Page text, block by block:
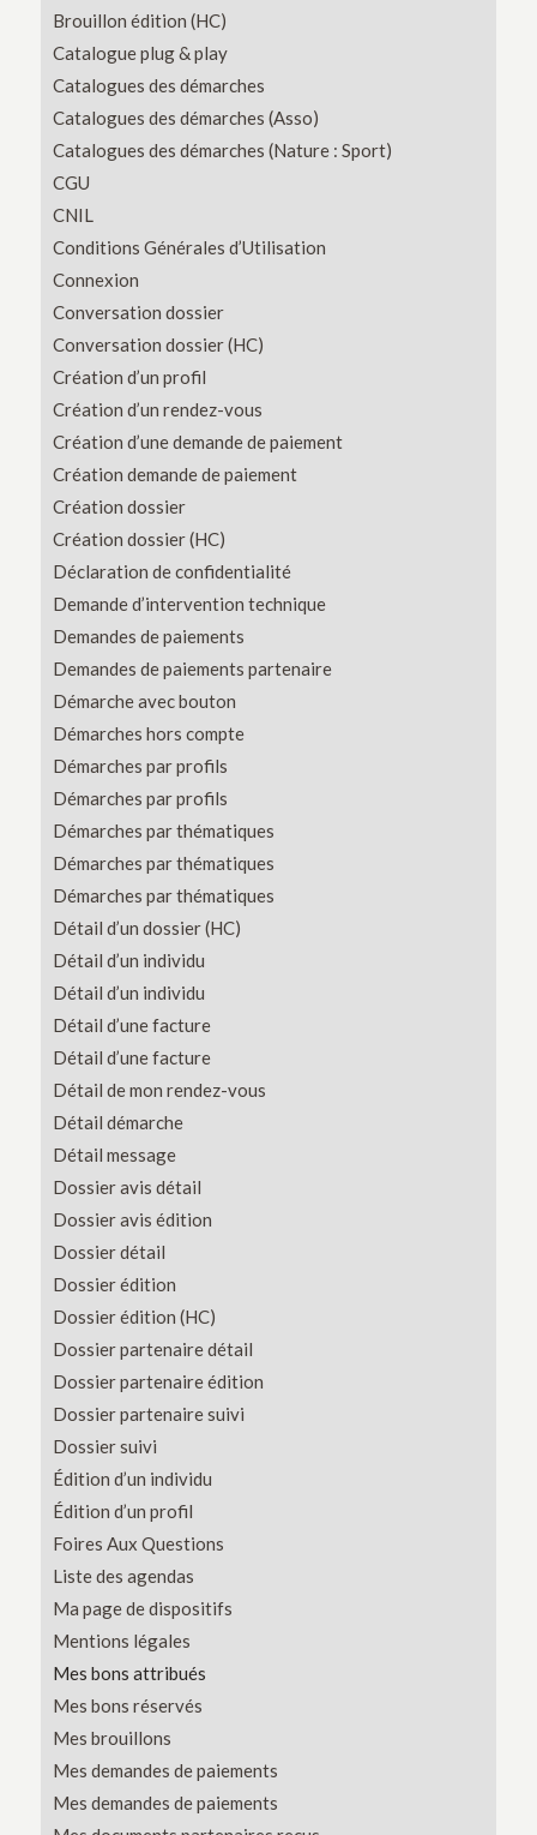
Brouillon édition (HC)
Catalogue plug & play
Catalogues des démarches
Catalogues des démarches (Asso)
Catalogues des démarches (Nature : Sport)
CGU
CNIL
Conditions Générales d’Utilisation
Connexion
Conversation dossier
Conversation dossier (HC)
Création d’un profil
Création d’un rendez-vous
Création d’une demande de paiement
Création demande de paiement
Création dossier
Création dossier (HC)
Déclaration de confidentialité
Demande d’intervention technique
Demandes de paiements
Demandes de paiements partenaire
Démarche avec bouton
Démarches hors compte
Démarches par profils
Démarches par profils
Démarches par thématiques
Démarches par thématiques
Démarches par thématiques
Détail d’un dossier (HC)
Détail d’un individu
Détail d’un individu
Détail d’une facture
Détail d’une facture
Détail de mon rendez-vous
Détail démarche
Détail message
Dossier avis détail
Dossier avis édition
Dossier détail
Dossier édition
Dossier édition (HC)
Dossier partenaire détail
Dossier partenaire édition
Dossier partenaire suivi
Dossier suivi
Édition d’un individu
Édition d’un profil
Foires Aux Questions
Liste des agendas
Ma page de dispositifs
Mentions légales
Mes bons attribués
Mes bons réservés
Mes brouillons
Mes demandes de paiements
Mes demandes de paiements